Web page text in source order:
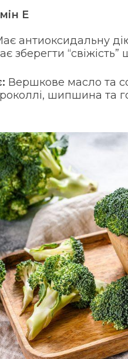
E
антиоксидальну
зберегти “свіжість”
Вершкове масло та
шипшина та